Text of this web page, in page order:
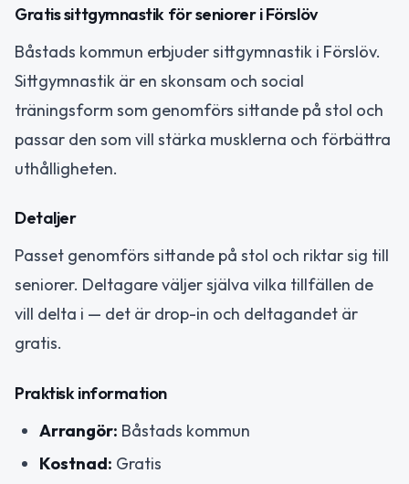
Gratis sittgymnastik för seniorer i Förslöv
Båstads kommun erbjuder sittgymnastik i Förslöv.
Sittgymnastik är en skonsam och social
träningsform som genomförs sittande på stol och
passar den som vill stärka musklerna och förbättra
uthålligheten.
Detaljer
Passet genomförs sittande på stol och riktar sig till
seniorer. Deltagare väljer själva vilka tillfällen de
vill delta i — det är drop-in och deltagandet är
gratis.
Praktisk information
Arrangör: Båstads kommun
Kostnad: Gratis